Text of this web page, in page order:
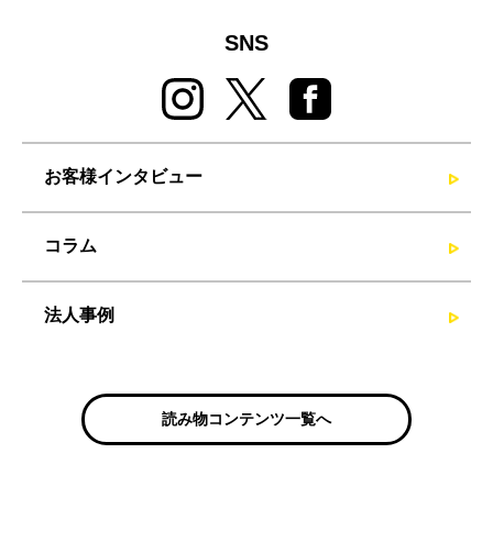
SNS
お客様インタビュー
コラム
法人事例
読み物コンテンツ一覧へ